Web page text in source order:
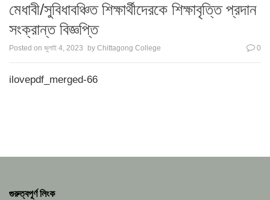
মেধাবী/সুবিধাবঞ্চিত শিক্ষার্থীদেরকে শিক্ষাবৃত্তি প্রদান
সংক্রান্ত বিজ্ঞপ্তি
Posted on জুলাই 4, 2023 by Chittagong College 0
ilovepdf_merged-66
গুরুত্বপূর্ণ লিংক